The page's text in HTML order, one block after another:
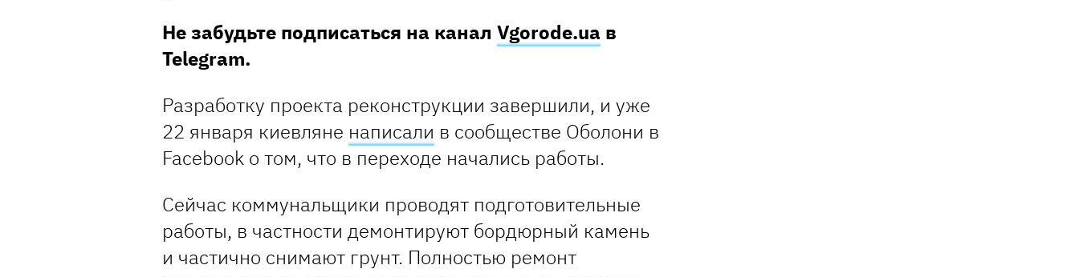
Не забудьте подписаться на канал Vgorode.ua в
Telegram.
Разработку проекта реконструкции завершили, и уже
22 января киевляне написали в сообществе Оболони в
Facebook о том, что в переходе начались работы.
Сейчас коммунальщики проводят подготовительные
работы, в частности демонтируют бордюрный камень
и частично снимают грунт. Полностью ремонт